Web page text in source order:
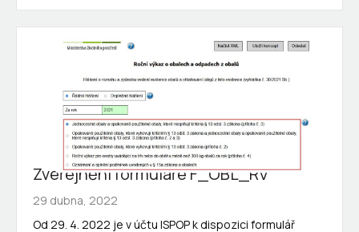
Zveřejnění formuláře F_OBL_RV
29 dubna, 2022
Od 29. 4. 2022 je v účtu ISPOP k dispozici formulář